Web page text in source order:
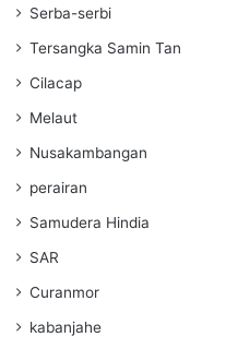
Serba-serbi
Tersangka Samin Tan
Cilacap
Melaut
Nusakambangan
perairan
Samudera Hindia
SAR
Curanmor
kabanjahe